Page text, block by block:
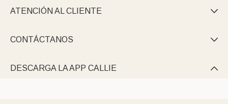
ATENCIÓN AL CLIENTE 
CONTÁCTANOS 
DESCARGA LA APP CALLIE 